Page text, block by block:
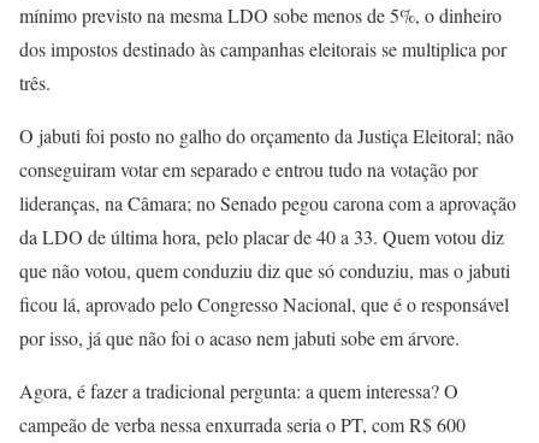
mínimo previsto na mesma LDO sobe menos de 5%, o dinheiro
dos impostos destinado às campanhas eleitorais se multiplica por
três.
O jabuti foi posto no galho do orçamento da Justiça Eleitoral; não
conseguiram votar em separado e entrou tudo na votação por
lideranças, na Câmara; no Senado pegou carona com a aprovação
da LDO de última hora, pelo placar de 40 a 33. Quem votou diz
que não votou, quem conduziu diz que só conduziu, mas o jabuti
ficou lá, aprovado pelo Congresso Nacional, que é o responsável
por isso, já que não foi o acaso nem jabuti sobe em árvore.
Agora, é fazer a tradicional pergunta: a quem interessa? O
campeão de verba nessa enxurrada seria o PT, com R$ 600